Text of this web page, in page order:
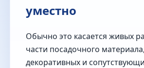
уместно
Обычно это касается живых
части посадочного материала,
декоративных и